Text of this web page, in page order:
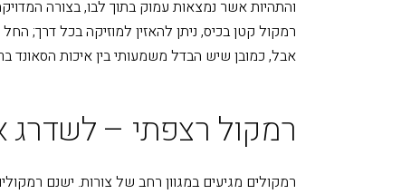
והתהיות אשר נמצאות עמוק בתוך לבו, בצורה
רמקול קטן בכיס, ניתן להאזין למוזיקה בכל דרך;
אבל, כמובן שיש הבדל משמעותי בין איכות הסאונד
רמקול רצפתי – לשדרג
רמקולים מגיעים במגוון רחב של צורות. ישנם